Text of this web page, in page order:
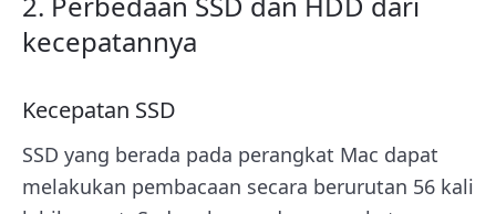
kecepatannya
Kecepatan SSD
SSD yang berada pada perangkat Mac dapat
melakukan pembacaan secara berurutan 56 kali